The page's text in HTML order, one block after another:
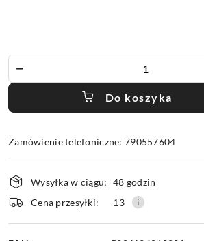
Do koszyka
Zamówienie telefoniczne: 790557604
Dostępność
i
dostawa
Wysyłka w ciągu: 48 godzin
Cena przesyłki:
13